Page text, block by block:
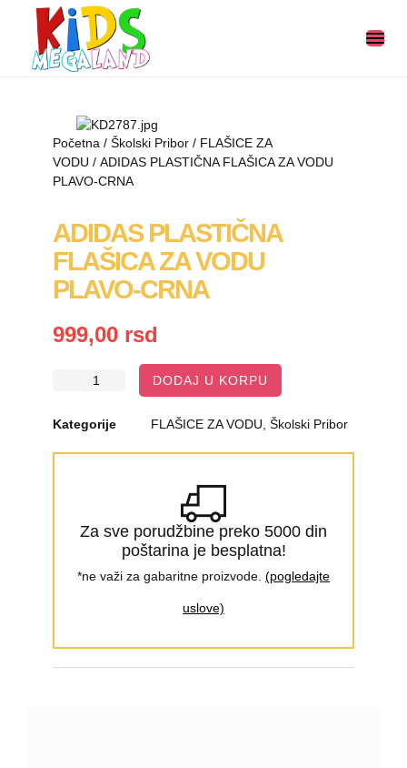
Početna / Školski Pribor / FLAŠICE ZA
VODU / ADIDAS PLASTIČNA FLAŠICA ZA VODU
PLAVO-CRNA
ADIDAS PLASTIČNA
FLAŠICA ZA VODU
PLAVO-CRNA
999,00 rsd
DODAJ U KORPU
Kategorije FLAŠICE ZA VODU Školski Pribor
Za sve porudžbine preko 5000 din
poštarina je besplatna!
*ne važi za gabaritne proizvode. (pogledajte
uslove)